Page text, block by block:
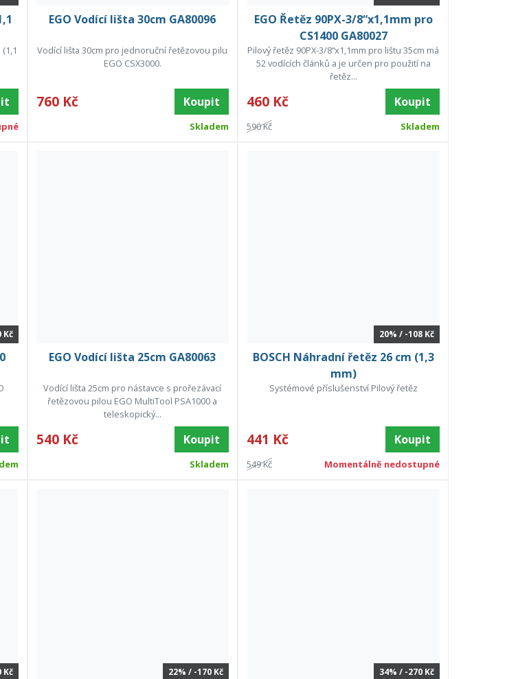
EGO Vodící lišta 30cm GA80096
Vodící lišta 30cm pro jednoruční řetězovou pilu
EGO CSX3000.
760 Kč Koupit
Skladem
EGO Řetěz 90PX-3/8“x1,1mm pro
CS1400 GA80027
Pilový řetěz 90PX-3/8“x1,1mm pro lištu 35cm má
52 vodících článků a je určen pro použití na
řetěz...
460 Kč Koupit
590 Kč Skladem
Kč
EGO Vodící lišta 25cm GA80063
Vodící lišta 25cm pro nástavce s prořezávací
řetězovou pilou EGO MultiTool PSA1000 a
teleskopický...
540 Kč Koupit
Skladem
20% / -108 Kč
BOSCH Náhradní řetěz 26 cm (1,3
mm)
Systémové příslušenství Pilový řetěz
441 Kč Koupit
549 Kč Momentálně nedostupné
Kč 22% / -170 Kč 34% / -270 Kč